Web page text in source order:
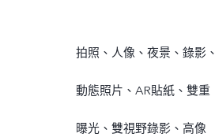
拍照、人像、夜景、錄影
動態照片、AR貼紙、雙重
曝光、雙視野錄影、高像